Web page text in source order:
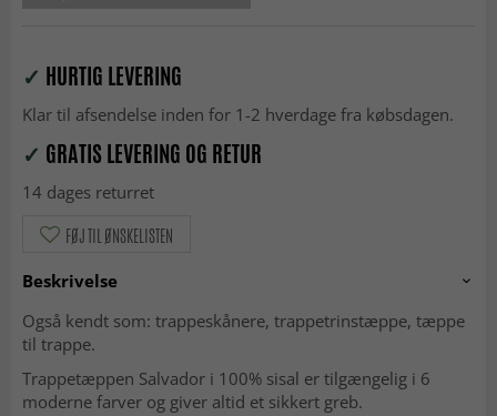
✓ HURTIG LEVERING
Klar til afsendelse inden for 1-2 hverdage fra købsdagen.
✓ GRATIS LEVERING OG RETUR
14 dages returret
FØJ TIL ØNSKELISTEN
Beskrivelse
Også kendt som: trappeskånere, trappetrinstæppe, tæppe
til trappe.
Trappetæppen Salvador i 100% sisal er tilgængelig i 6
moderne farver og giver altid et sikkert greb.